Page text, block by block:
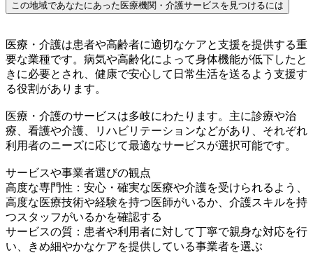
この地域であなたにあった医療機関・介護サービスを見つけるには
医療・介護は患者や高齢者に適切なケアと支援を提供する重
要な業種です。病気や高齢化によって身体機能が低下したと
きに必要とされ、健康で安心して日常生活を送るよう支援す
る役割があります。
医療・介護のサービスは多岐にわたります。主に診療や治
療、看護や介護、リハビリテーションなどがあり、それぞれ
利用者のニーズに応じて最適なサービスが選択可能です。
サービスや事業者選びの観点
高度な専門性：安心・確実な医療や介護を受けられるよう、
高度な医療技術や経験を持つ医師がいるか、介護スキルを持
つスタッフがいるかを確認する
サービスの質：患者や利用者に対して丁寧で親身な対応を行
い、きめ細やかなケアを提供している事業者を選ぶ